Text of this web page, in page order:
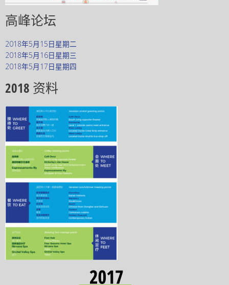
高峰论坛
2018年5月15日星期二
2018年5月16日星期三
2018年5月17日星期四
2018 资料​